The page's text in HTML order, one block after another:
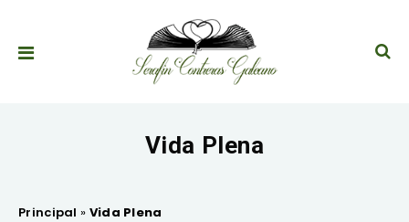
Vida Plena
Principal » Vida Plena